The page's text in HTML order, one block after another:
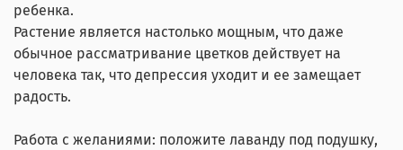
ребенка.
Растение является настолько мощным, что даже
обычное рассматривание цветков действует на
человека так, что депрессия уходит и ее замещает
радость.
Работа с желаниями: положите лаванду под подушку,